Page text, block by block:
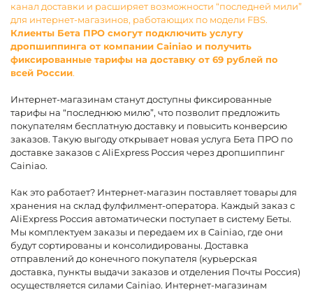
канал доставки и расширяет возможности “последней мили”
для интернет-магазинов, работающих по модели FBS.
Клиенты Бета ПРО смогут подключить услугу
дропшиппинга от компании Cainiao и получить
фиксированные тарифы на доставку от 69 рублей по
всей России.
Интернет-магазинам станут доступны фиксированные
тарифы на “последнюю милю”, что позволит предложить
покупателям бесплатную доставку и повысить конверсию
заказов. Такую выгоду открывает новая услуга Бета ПРО по
доставке заказов с AliExpress Россия через дропшиппинг
Cainiao.
Как это работает? Интернет-магазин поставляет товары для
хранения на склад фулфилмент-оператора. Каждый заказ с
AliExpress Россия автоматически поступает в систему Беты.
Мы комплектуем заказы и передаем их в Cainiao, где они
будут сортированы и консолидированы. Доставка
отправлений до конечного покупателя (курьерская
доставка, пункты выдачи заказов и отделения Почты Россия)
осуществляется силами Cainiao. Интернет-магазинам